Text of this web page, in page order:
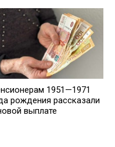
1951—1971
рождения рассказали
выплате